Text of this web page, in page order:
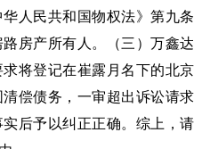
人民共和国物权法》第九条
房产所有人。（三）万鑫达
将登记在崔露月名下的北京
偿债务，一审超出诉讼请求
后予以纠正正确。综上，请